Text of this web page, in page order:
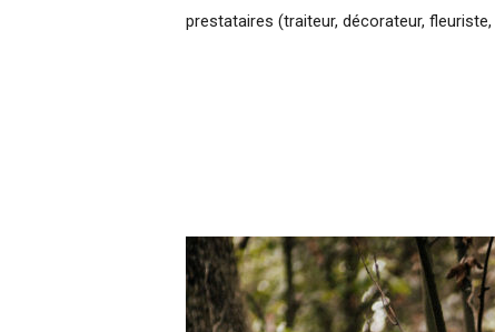
prestataires (traiteur, décorateur, fleuriste,